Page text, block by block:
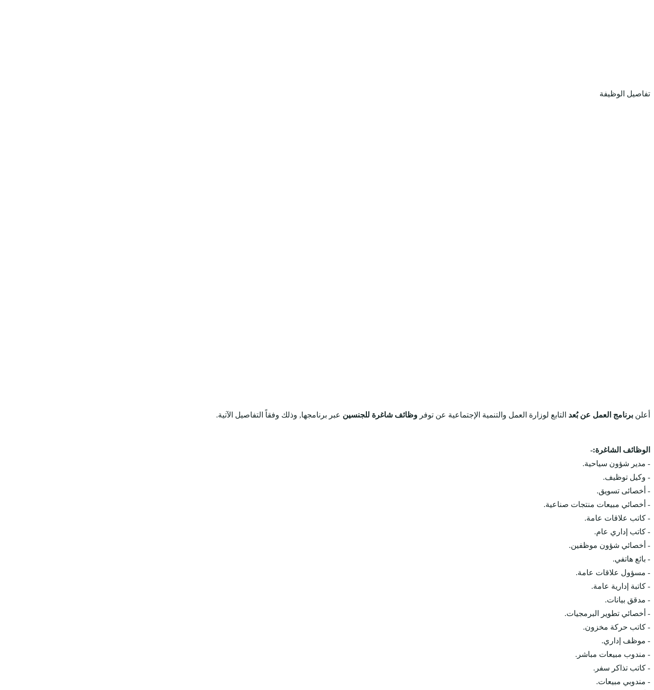
تفاصيل الوظيفة
أعلن برنامج العمل عن بُعد التابع لوزارة العمل والتنمية الإجتماعية عن توفر وظائف شاغرة للجنسين عبر برنامجها, وذلك وفقاً التفاصيل الآتية.
الوظائف الشاغرة:-
- مدير شؤون سياحية.
- وكيل توظيف.
- أخصائى تسويق.
- أخصائي مبيعات منتجات صناعية.
- كاتب علاقات عامة.
- كاتب إداري عام.
- أخصائي شؤون موظفين.
- بائع هاتفي.
- مسؤول علاقات عامة.
- كاتبة إدارية عامة.
- مدقق بيانات.
- أخصائي تطوير البرمجيات.
- كاتب حركة مخزون.
- موظف إداري.
- مندوب مبيعات مباشر.
- كاتب تذاكر سفر.
- مندوبي مبيعات.